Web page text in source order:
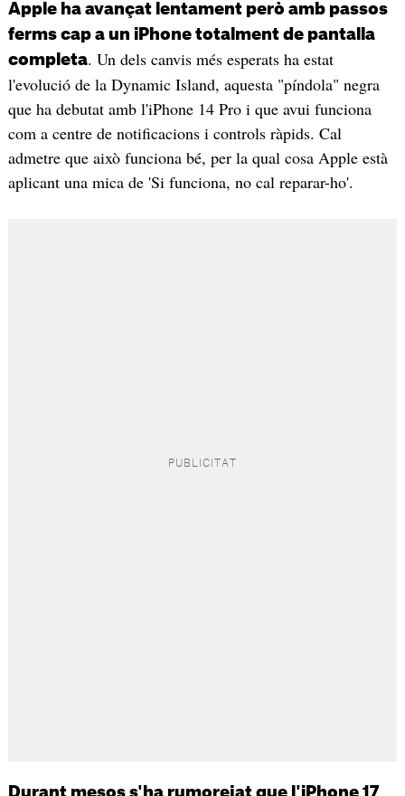
Apple ha avançat lentament però amb passos
ferms cap a un iPhone totalment de pantalla
completa. Un dels canvis més esperats ha estat
l'evolució de la Dynamic Island, aquesta "píndola" negra
que ha debutat amb l'iPhone 14 Pro i que avui funciona
com a centre de notificacions i controls ràpids. Cal
admetre que això funciona bé, per la qual cosa Apple està
aplicant una mica de 'Si funciona, no cal reparar-ho'.
Durant mesos s'ha rumorejat que l'iPhone 17